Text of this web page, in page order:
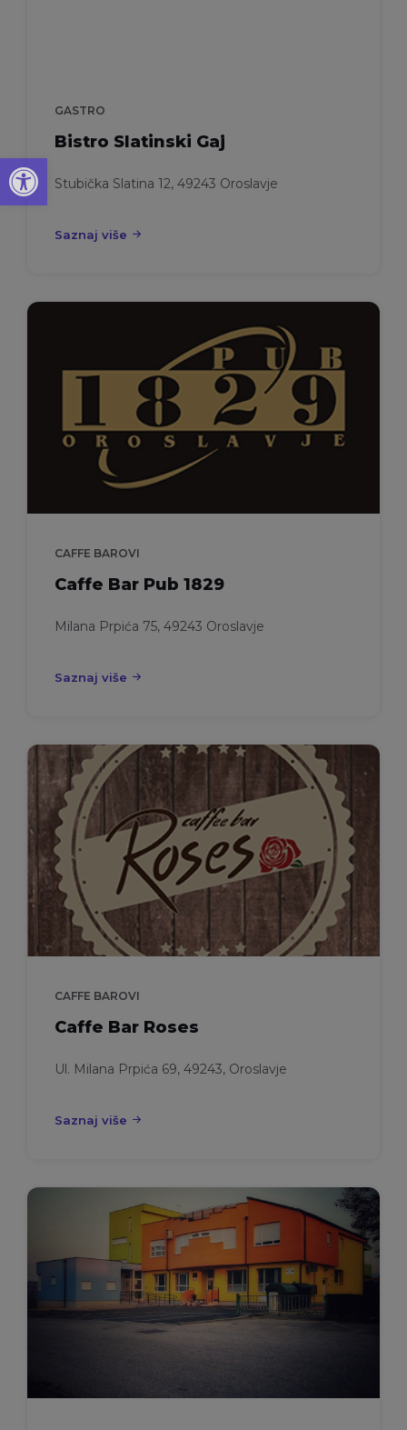
Open toolbar
GASTRO
Bistro Slatinski Gaj
Stubička Slatina 12, 49243 Oroslavje
Saznaj više
CAFFE BAROVI
Caffe Bar Pub 1829
Milana Prpića 75, 49243 Oroslavje
Saznaj više
CAFFE BAROVI
Caffe Bar Roses
Ul. Milana Prpića 69, 49243, Oroslavje
Saznaj više